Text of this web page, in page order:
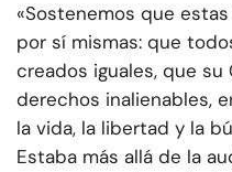
«Sostenemos que
por sí mismas: que
creados iguales, que
derechos inalienables,
la vida, la libertad y la
Estaba más allá de la